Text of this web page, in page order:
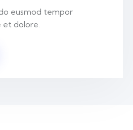
eusmod tempor
et dolore.